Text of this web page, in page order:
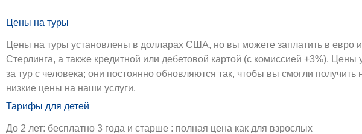
Цены на туры
Цены на туры установлены в долларах США, но вы можете заплатить в евро
Стерлинга, а также кредитной или дебетовой картой (с комиссией +3%). Цены
за тур с человека; они постоянно обновляются так, чтобы вы смогли получить
низкие цены на наши услуги.
Тарифы для детей
До 2 лет: бесплатно 3 года и старше : полная цена как для взрослых